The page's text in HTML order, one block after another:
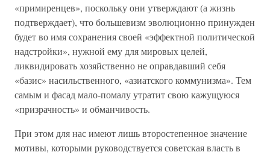
«примиренцев», поскольку они утверждают (а жизнь
подтверждает), что большевизм эволюционно принужден
будет во имя сохранения своей «эффектной политической
надстройки», нужной ему для мировых целей,
ликвидировать хозяйственно не оправдавший себя
«базис» насильственного, «азиатского коммунизма». Тем
самым и фасад мало-помалу утратит свою кажущуюся
«призрачность» и обманчивость.
При этом для нас имеют лишь второстепенное значение
мотивы, которыми руководствуется советская власть в